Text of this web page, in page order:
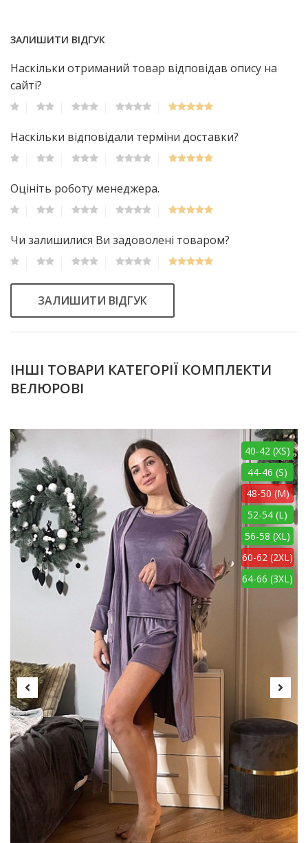
ЗАЛИШИТИ ВІДГУК
Наскільки отриманий товар відповідав опису на
сайті?
Наскільки відповідали терміни доставки?
Оцініть роботу менеджера.
Чи залишилися Ви задоволені товаром?
ЗАЛИШИТИ ВІДГУК
ІНШІ ТОВАРИ КАТЕГОРІЇ КОМПЛЕКТИ
ВЕЛЮРОВІ
40-42 (XS)
44-46 (S)
48-50 (M)
52-54 (L)
56-58 (XL)
60-62 (2XL)
64-66 (3XL)